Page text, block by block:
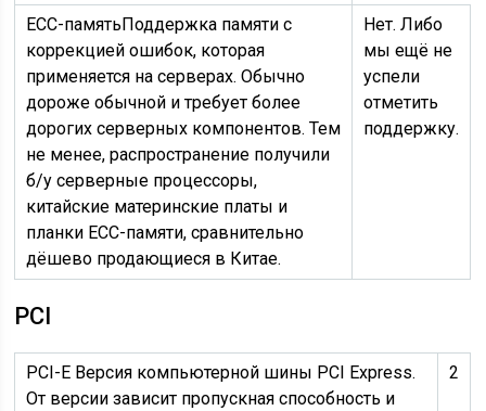
ECC-памятьПоддержка памяти с
коррекцией ошибок, которая
применяется на серверах. Обычно
дороже обычной и требует более
дорогих серверных компонентов. Тем
не менее, распространение получили
б/у серверные процессоры,
китайские материнские платы и
планки ECC-памяти, сравнительно
дёшево продающиеся в Китае.
Нет. Либо
мы ещё не
успели
отметить
поддержку.
PCI
PCI-E Версия компьютерной шины PCI Express.
От версии зависит пропускная способность и
2